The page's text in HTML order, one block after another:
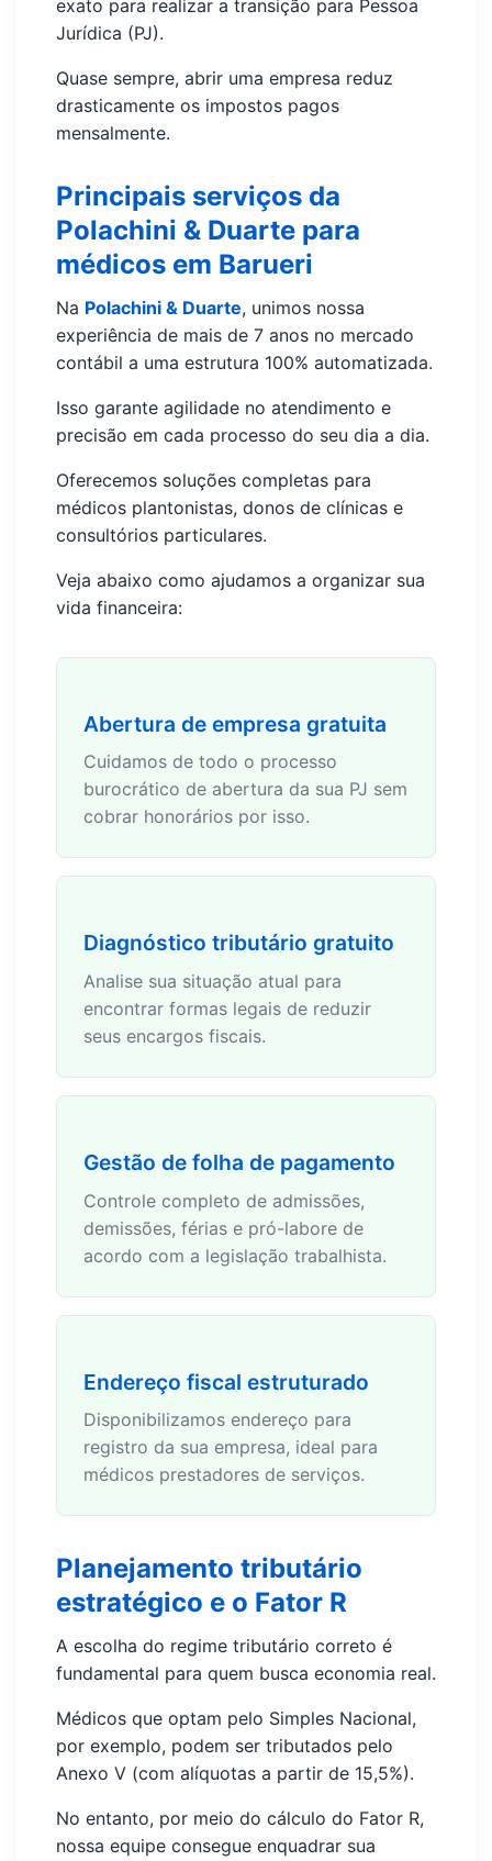
exato para realizar a transição para Pessoa
Jurídica (PJ).
Quase sempre, abrir uma empresa reduz
drasticamente os impostos pagos
mensalmente.
Principais serviços da
Polachini & Duarte para
médicos em Barueri
Na Polachini & Duarte, unimos nossa
experiência de mais de 7 anos no mercado
contábil a uma estrutura 100% automatizada.
Isso garante agilidade no atendimento e
precisão em cada processo do seu dia a dia.
Oferecemos soluções completas para
médicos plantonistas, donos de clínicas e
consultórios particulares.
Veja abaixo como ajudamos a organizar sua
vida financeira:
Abertura de empresa gratuita
Cuidamos de todo o processo
burocrático de abertura da sua PJ sem
cobrar honorários por isso.
Diagnóstico tributário gratuito
Analise sua situação atual para
encontrar formas legais de reduzir
seus encargos fiscais.
Gestão de folha de pagamento
Controle completo de admissões,
demissões, férias e pró-labore de
acordo com a legislação trabalhista.
Endereço fiscal estruturado
Disponibilizamos endereço para
registro da sua empresa, ideal para
médicos prestadores de serviços.
Planejamento tributário
estratégico e o Fator R
A escolha do regime tributário correto é
fundamental para quem busca economia real.
Médicos que optam pelo Simples Nacional,
por exemplo, podem ser tributados pelo
Anexo V (com alíquotas a partir de 15,5%).
No entanto, por meio do cálculo do Fator R,
nossa equipe consegue enquadrar sua